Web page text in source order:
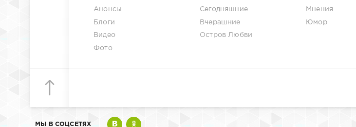
Анонсы
Блоги
Видео
Фото
Сегодняшние
Вчерашние
Остров Любви
Мнения
Юмор
МЫ В СОЦСЕТЯХ